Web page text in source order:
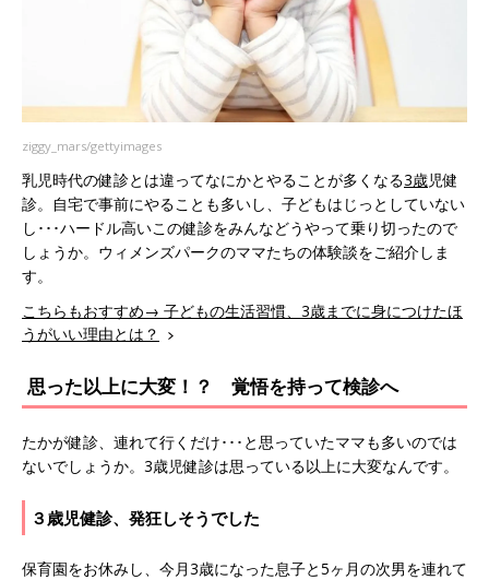
ziggy_mars/gettyimages
乳児時代の健診とは違ってなにかとやることが多くなる3歳児健
診。自宅で事前にやることも多いし、子どもはじっとしていない
し･･･ハードル高いこの健診をみんなどうやって乗り切ったので
しょうか。ウィメンズパークのママたちの体験談をご紹介しま
す。
こちらもおすすめ→ 子どもの生活習慣、3歳までに身につけたほ
うがいい理由とは？
思った以上に大変！？ 覚悟を持って検診へ
たかが健診、連れて行くだけ･･･と思っていたママも多いのでは
ないでしょうか。3歳児健診は思っている以上に大変なんです。
３歳児健診、発狂しそうでした
保育園をお休みし、今月3歳になった息子と5ヶ月の次男を連れて